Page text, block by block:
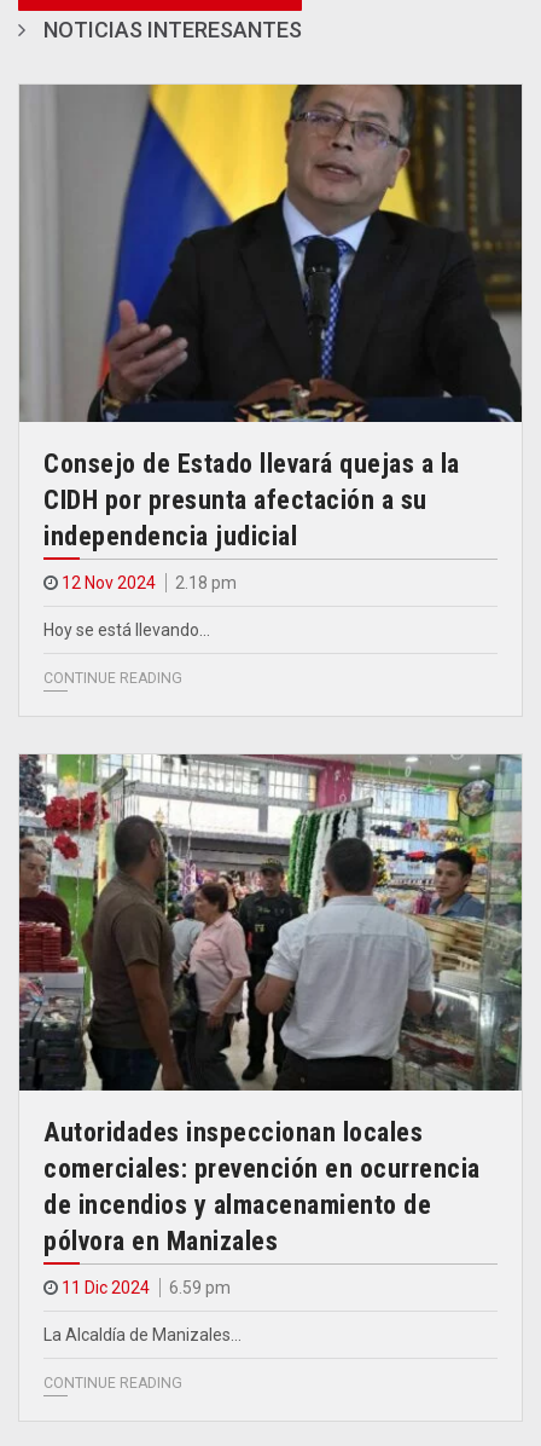
NOTICIAS INTERESANTES
Consejo de Estado llevará quejas a la
CIDH por presunta afectación a su
independencia judicial
12 Nov 2024 2.18 pm
Hoy se está llevando…
CONTINUE READING
Autoridades inspeccionan locales
comerciales: prevención en ocurrencia
de incendios y almacenamiento de
pólvora en Manizales
11 Dic 2024 6.59 pm
La Alcaldía de Manizales…
CONTINUE READING